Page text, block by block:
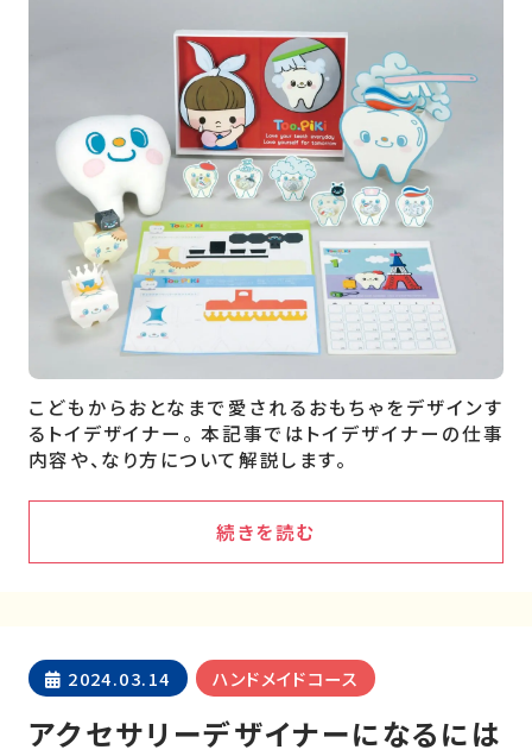
こどもからおとなまで愛されるおもちゃをデザインす
るトイデザイナー。 本記事ではトイデザイナーの仕事
内容や、なり方について解説します。
続きを読む
2024.03.14 ハンドメイドコース
アクセサリーデザイナーになるには